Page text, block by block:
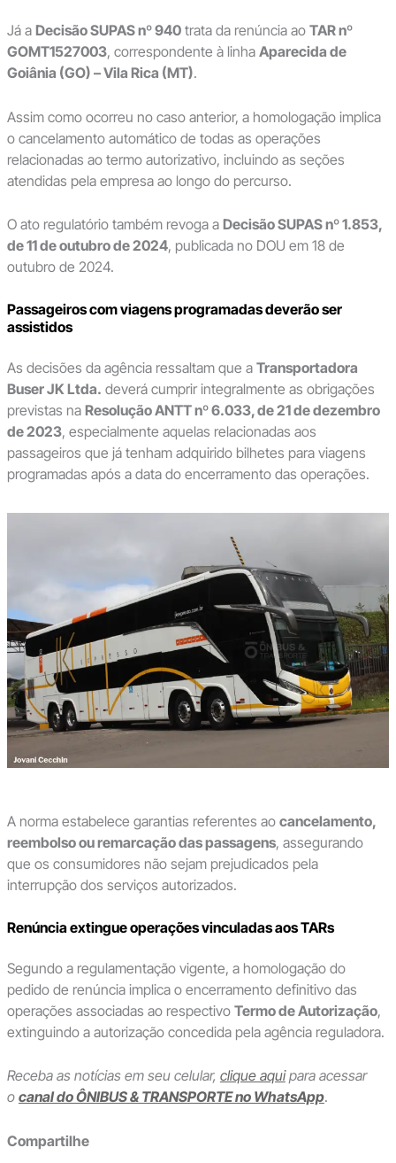
Já a Decisão SUPAS nº 940trata da renúncia ao TAR nº
GOMT1527003, correspondente à linha Aparecida de
Goiânia (GO) – Vila Rica (MT).
Assim como ocorreu no caso anterior, a homologação implica
o cancelamento automático de todas as operações
relacionadas ao termo autorizativo, incluindo as seções
atendidas pela empresa ao longo do percurso.
O ato regulatório também revoga a Decisão SUPAS nº 1.853,
de 11 de outubro de 2024, publicada no DOU em 18 de
outubro de 2024.
Passageiros com viagens programadas deverão ser
assistidos
As decisões da agência ressaltam que a Transportadora
Buser JK Ltda. deverá cumprir integralmente as obrigações
previstas na Resolução ANTT nº 6.033, de 21 de dezembro
de 2023, especialmente aquelas relacionadas aos
passageiros que já tenham adquirido bilhetes para viagens
programadas após a data do encerramento das operações.
A norma estabelece garantias referentes ao cancelamento,
reembolso ou remarcação das passagens, assegurando
que os consumidores não sejam prejudicados pela
interrupção dos serviços autorizados.
Renúncia extingue operações vinculadas aos TARs
Segundo a regulamentação vigente, a homologação do
pedido de renúncia implica o encerramento definitivo das
operações associadas ao respectivo Termo de Autorização,
extinguindo a autorização concedida pela agência reguladora.
Receba as notícias em seu celular, clique aquipara acessar
o canal do ÔNIBUS & TRANSPORTE no WhatsApp.
Compartilhe